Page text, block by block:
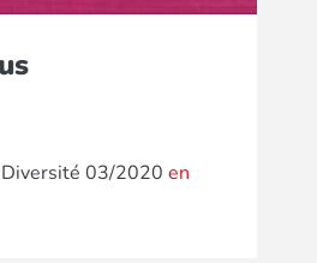
03/2020 en